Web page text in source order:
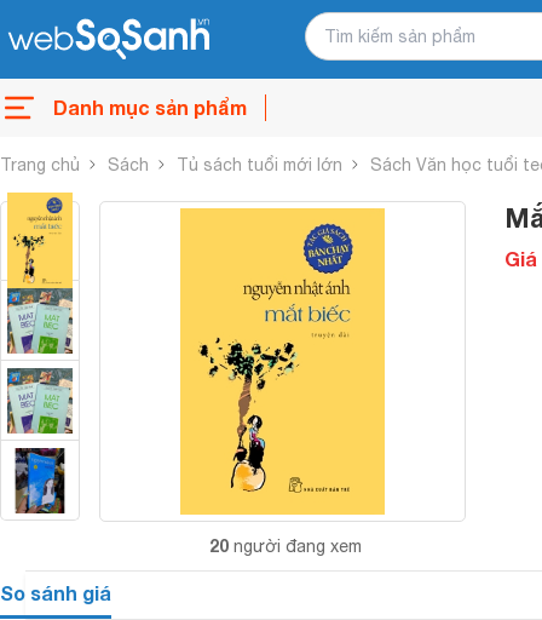
Danh mục sản phẩm
Trang chủ Sách Tủ sách tuổi mới lớn Sách Văn học tuổi
20 người đang xem
So sánh giá